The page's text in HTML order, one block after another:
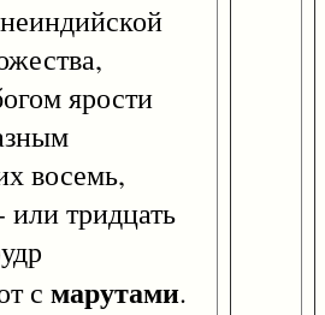
ярости
восемь,
или тридцать
с марутами.